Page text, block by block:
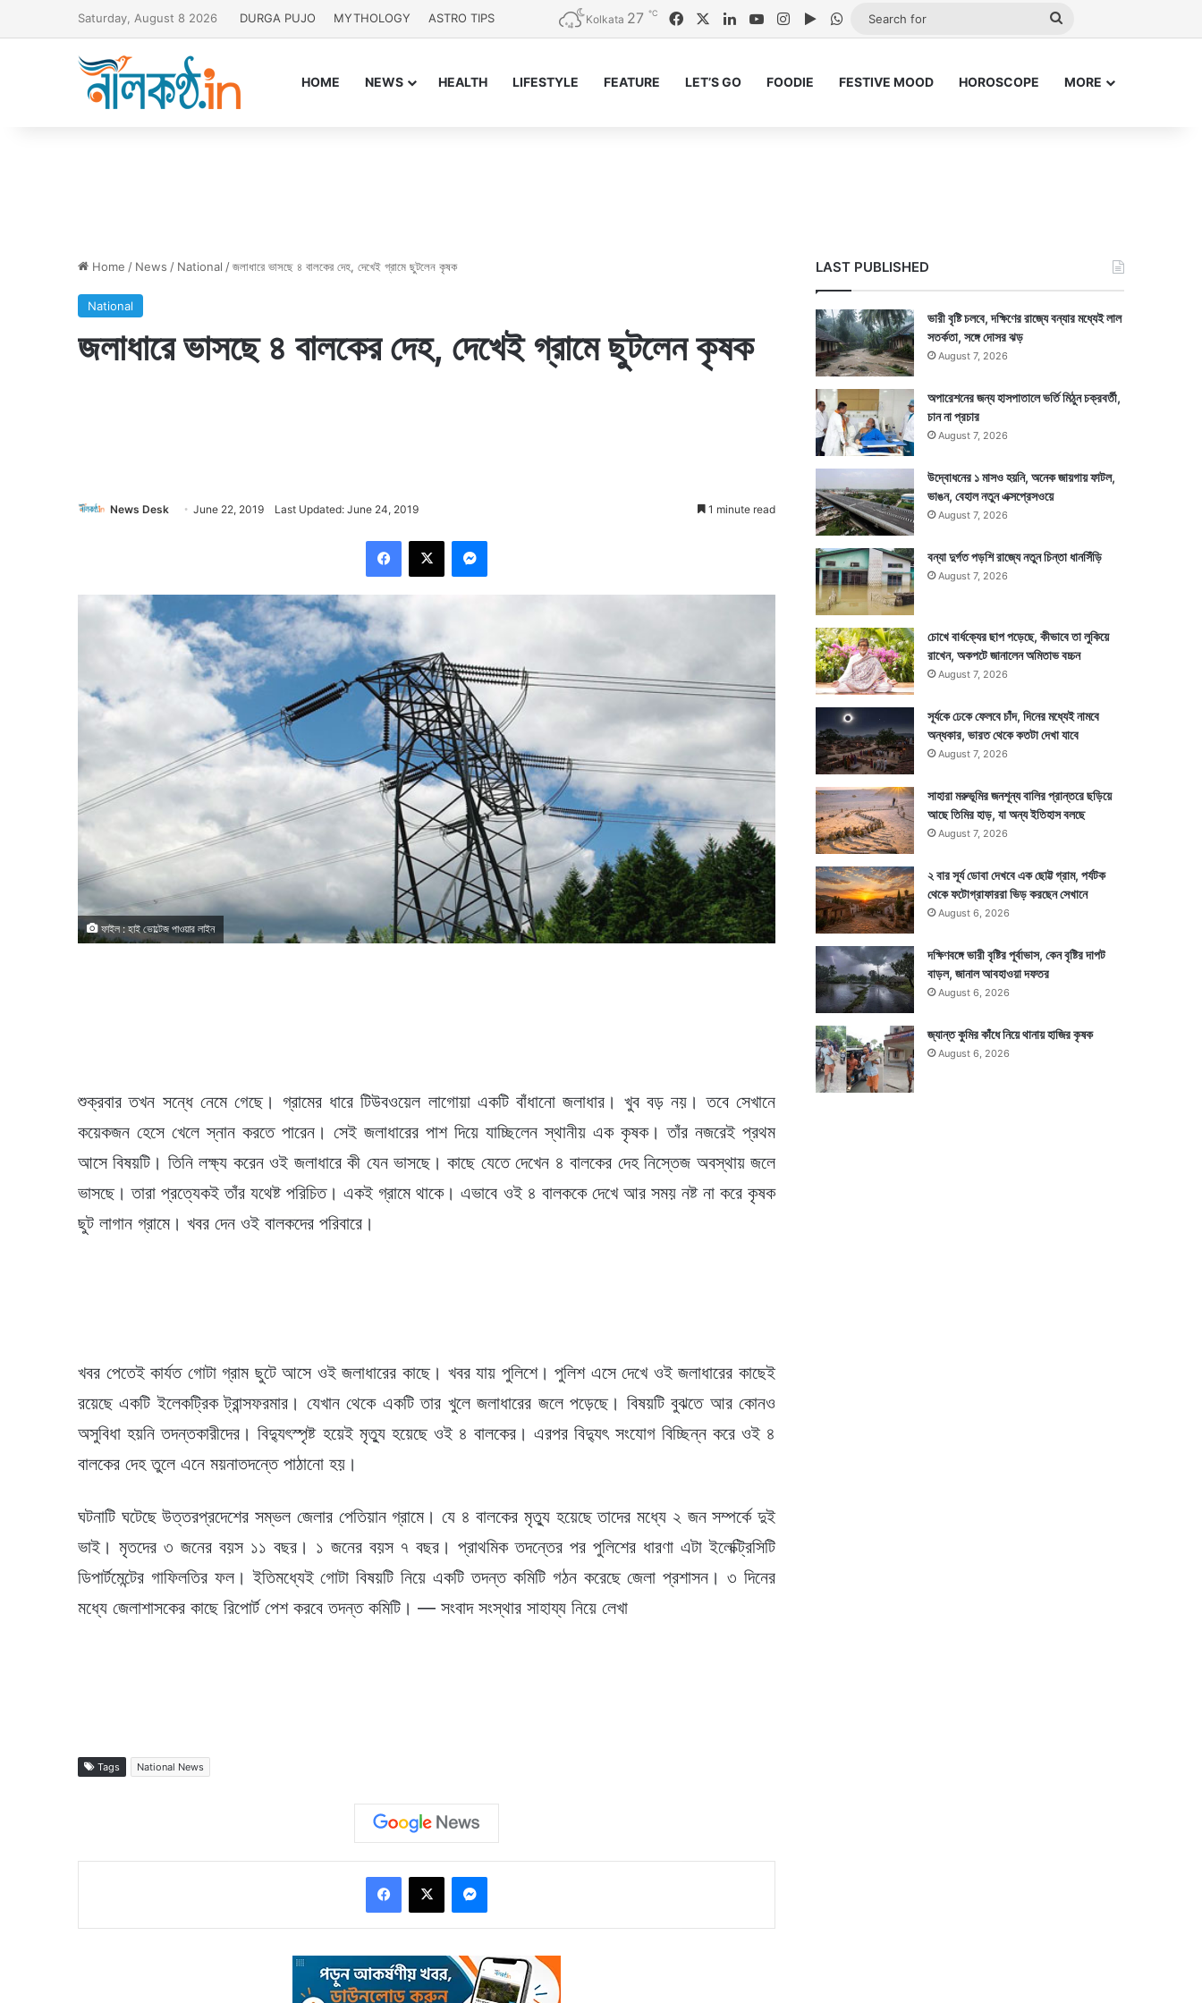
Saturday, August 8 2026 DURGA PUJO MYTHOLOGY ASTRO TIPS Kolkata 27 ℃ FacebookLinkedInYouTubeInstagram
Google Play
WhatsApp
HOME NEWS HEALTH LIFESTYLE FEATURE LET’S GO FOODIE FESTIVE MOOD HOROSCOPE MORE
Home / News / National /জলাধারে ভাসছে ৪ বালকের দেহ, দেখেই গ্রামে ছুটলেন কৃষক
National
জলাধারে ভাসছে ৪ বালকের দেহ, দেখেই গ্রামে ছুটলেন কৃষক
News Desk June 22, 2019 Last Updated: June 24, 2019 1 minute read
ফাইল : হাই ভোল্টেজ পাওয়ার লাইন
শুক্রবার তখন সন্ধে নেমে গেছে। গ্রামের ধারে টিউবওয়েল লাগোয়া একটি বাঁধানো জলাধার। খুব বড় নয়। তবে সেখানে
কয়েকজন হেসে খেলে স্নান করতে পারেন। সেই জলাধারের পাশ দিয়ে যাচ্ছিলেন স্থানীয় এক কৃষক। তাঁর নজরেই প্রথম
আসে বিষয়টি। তিনি লক্ষ্য করেন ওই জলাধারে কী যেন ভাসছে। কাছে যেতে দেখেন ৪ বালকের দেহ নিস্তেজ অবস্থায় জলে
ভাসছে। তারা প্রত্যেকই তাঁর যথেষ্ট পরিচিত। একই গ্রামে থাকে। এভাবে ওই ৪ বালককে দেখে আর সময় নষ্ট না করে কৃষক
ছুট লাগান গ্রামে। খবর দেন ওই বালকদের পরিবারে।
খবর পেতেই কার্যত গোটা গ্রাম ছুটে আসে ওই জলাধারের কাছে। খবর যায় পুলিশে। পুলিশ এসে দেখে ওই জলাধারের কাছেই
রয়েছে একটি ইলেকট্রিক ট্রান্সফরমার। যেখান থেকে একটি তার খুলে জলাধারের জলে পড়েছে। বিষয়টি বুঝতে আর কোনও
অসুবিধা হয়নি তদন্তকারীদের। বিদ্যুৎস্পৃষ্ট হয়েই মৃত্যু হয়েছে ওই ৪ বালকের। এরপর বিদ্যুৎ সংযোগ বিচ্ছিন্ন করে ওই ৪
বালকের দেহ তুলে এনে ময়নাতদন্তে পাঠানো হয়।
ঘটনাটি ঘটেছে উত্তরপ্রদেশের সম্ভল জেলার পেতিয়ান গ্রামে। যে ৪ বালকের মৃত্যু হয়েছে তাদের মধ্যে ২ জন সম্পর্কে দুই
ভাই। মৃতদের ৩ জনের বয়স ১১ বছর। ১ জনের বয়স ৭ বছর। প্রাথমিক তদন্তের পর পুলিশের ধারণা এটা ইলেক্ট্রিসিটি
ডিপার্টমেন্টের গাফিলতির ফল। ইতিমধ্যেই গোটা বিষয়টি নিয়ে একটি তদন্ত কমিটি গঠন করেছে জেলা প্রশাসন। ৩ দিনের
মধ্যে জেলাশাসকের কাছে রিপোর্ট পেশ করবে তদন্ত কমিটি। — সংবাদ সংস্থার সাহায্য নিয়ে লেখা
Tags National News
LAST PUBLISHED
ভারী বৃষ্টি চলবে, দক্ষিণের রাজ্যে বন্যার মধ্যেই লাল
সতর্কতা, সঙ্গে দোসর ঝড়
August 7, 2026
অপারেশনের জন্য হাসপাতালে ভর্তি মিঠুন চক্রবর্তী,
চান না প্রচার
August 7, 2026
উদ্বোধনের ১ মাসও হয়নি, অনেক জায়গায় ফাটল,
ভাঙন, বেহাল নতুন এক্সপ্রেসওয়ে
August 7, 2026
বন্যা দুর্গত পড়শি রাজ্যে নতুন চিন্তা ধানসিঁড়ি
August 7, 2026
চোখে বার্ধক্যের ছাপ পড়েছে, কীভাবে তা লুকিয়ে
রাখেন, অকপটে জানালেন অমিতাভ বচ্চন
August 7, 2026
সূর্যকে ঢেকে ফেলবে চাঁদ, দিনের মধ্যেই নামবে
অন্ধকার, ভারত থেকে কতটা দেখা যাবে
August 7, 2026
সাহারা মরুভূমির জনশূন্য বালির প্রান্তরে ছড়িয়ে
আছে তিমির হাড়, যা অন্য ইতিহাস বলছে
August 7, 2026
২ বার সূর্য ডোবা দেখবে এক ছোট্ট গ্রাম, পর্যটক
থেকে ফটোগ্রাফাররা ভিড় করছেন সেখানে
August 6, 2026
দক্ষিণবঙ্গে ভারী বৃষ্টির পূর্বাভাস, কেন বৃষ্টির দাপট
বাড়ল, জানাল আবহাওয়া দফতর
August 6, 2026
জ্যান্ত কুমির কাঁধে নিয়ে থানায় হাজির কৃষক
August 6, 2026